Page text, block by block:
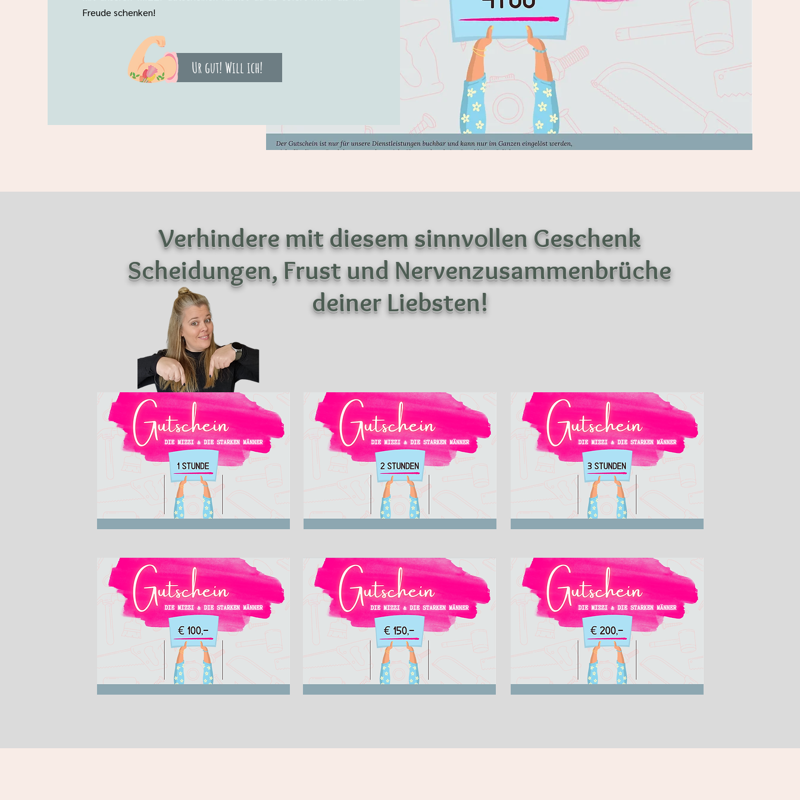
Freude schenken!
Ur gut! Will ich!
Verhindere mit diesem sinnvollen Geschenk
Scheidungen, Frust und Nervenzusammenbrüche
deiner Liebsten!